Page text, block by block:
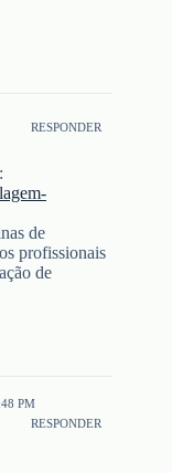
RESPONDER
de
profissionais
de
PM
RESPONDER